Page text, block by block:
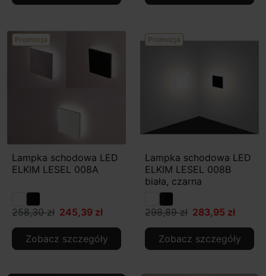
Promocja
Lampka schodowa LED
ELKIM LESEL 008A
258,30 zł 245,39 zł
Zobacz szczegóły
Promocja
Lampka schodowa LED
ELKIM LESEL 008B
biała, czarna
298,89 zł 283,95 zł
Zobacz szczegóły